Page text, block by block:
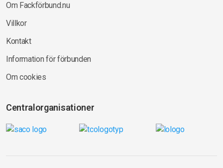
Om Fackförbund.nu
Villkor
Kontakt
Information för förbunden
Om cookies
Centralorganisationer